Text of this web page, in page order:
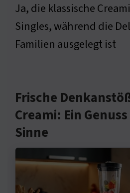
Ja, die klassische
Singles, während die
Familien ausgelegt ist
Frische
Creami: Ein
Sinne